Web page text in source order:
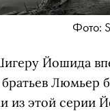
Фото:
Йошида
Люмьер
из этой серии